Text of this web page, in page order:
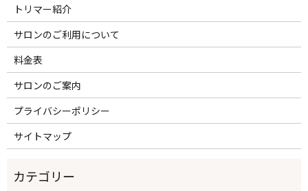
トリマー紹介
サロンのご利用について
料金表
サロンのご案内
プライバシーポリシー
サイトマップ